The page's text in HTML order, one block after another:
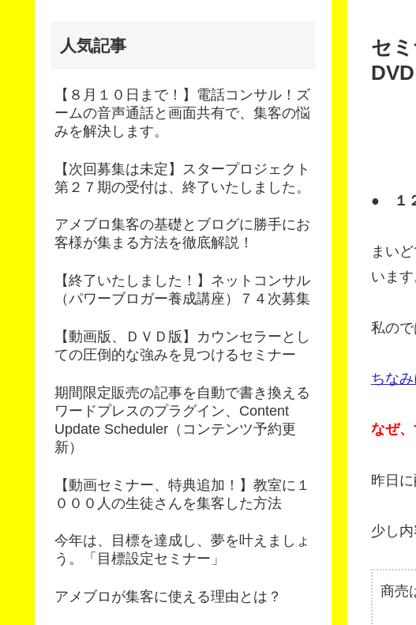
セ
● １２
まい
います
私の
ちなみ
なぜ
昨日
少し内
商売
人気記事
【８月１０日まで！】電話コンサル！ズ
ームの音声通話と画面共有で、集客の悩
みを解決します。
【次回募集は未定】スタープロジェクト
第２７期の受付は、終了いたしました。
アメブロ集客の基礎とブログに勝手にお
客様が集まる方法を徹底解説！
【終了いたしました！】ネットコンサル
（パワーブロガー養成講座）７４次募集
【動画版、ＤＶＤ版】カウンセラーとし
ての圧倒的な強みを見つけるセミナー
期間限定販売の記事を自動で書き換える
ワードプレスのプラグイン、Content
Update Scheduler（コンテンツ予約更
新）
【動画セミナー、特典追加！】教室に１
０００人の生徒さんを集客した方法
今年は、目標を達成し、夢を叶えましょ
う。「目標設定セミナー」
アメブロが集客に使える理由とは？